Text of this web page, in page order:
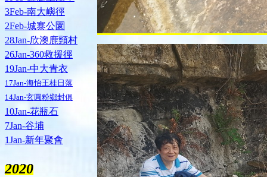
3Feb-南大嶼徑
2Feb-城寨公圜
28Jan-欣澳鹿頸村
26Jan-360救援徑
19Jan-中大青衣
17Jan-海怡王桂日落
14Jan-玄圓粉鄉封俱
10Jan-花瓶石
7Jan-谷埔
1Jan-新年聚會
2020